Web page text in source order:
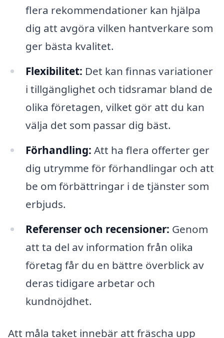
flera rekommendationer kan hjälpa
dig att avgöra vilken hantverkare som
ger bästa kvalitet.
Flexibilitet: Det kan finnas variationer
i tillgänglighet och tidsramar bland de
olika företagen, vilket gör att du kan
välja det som passar dig bäst.
Förhandling: Att ha flera offerter ger
dig utrymme för förhandlingar och att
be om förbättringar i de tjänster som
erbjuds.
Referenser och recensioner: Genom
att ta del av information från olika
företag får du en bättre överblick av
deras tidigare arbetar och
kundnöjdhet.
Att måla taket innebär att fräscha upp